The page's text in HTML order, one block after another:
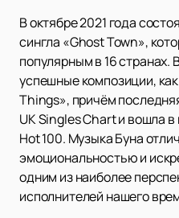
В октябре 2021 года
сингла «Ghost Town»,
популярным в 16 странах.
успешные композиции,
Things», причём
UK Singles Chart и вошла
Hot 100. Музыка Буна
эмоциональностью и
одним из наиболее
исполнителей нашего